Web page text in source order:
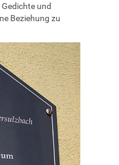
und
Beziehung zu